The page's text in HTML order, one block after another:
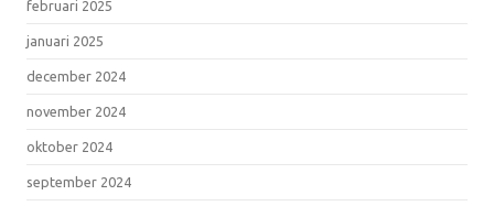
februari 2025
januari 2025
december 2024
november 2024
oktober 2024
september 2024